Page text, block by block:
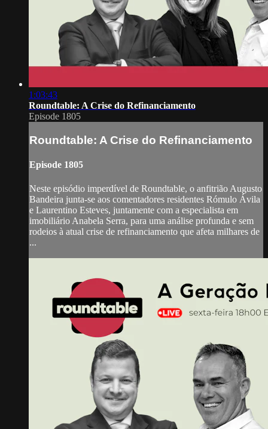
1:03:43
Roundtable: A Crise do Refinanciamento
Episode 1805
Roundtable: A Crise do Refinanciamento
Episode 1805
Neste episódio imperdível de Roundtable, o anfitrião Augusto
Bandeira junta-se aos comentadores residentes Rómulo Ávila
e Laurentino Esteves, juntamente com a especialista em
imobiliário Anabela Serra, para uma análise profunda e sem
rodeios à atual crise de refinanciamento que afeta milhares de
...